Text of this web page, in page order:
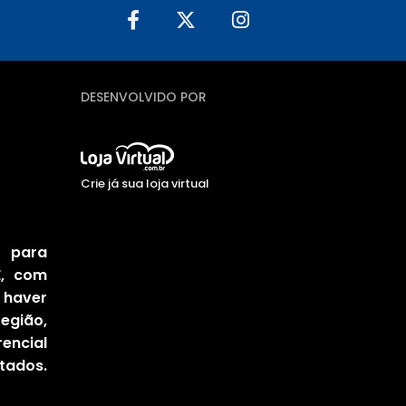
para
com
DESENVOLVIDO POR
Crie já sua loja virtual